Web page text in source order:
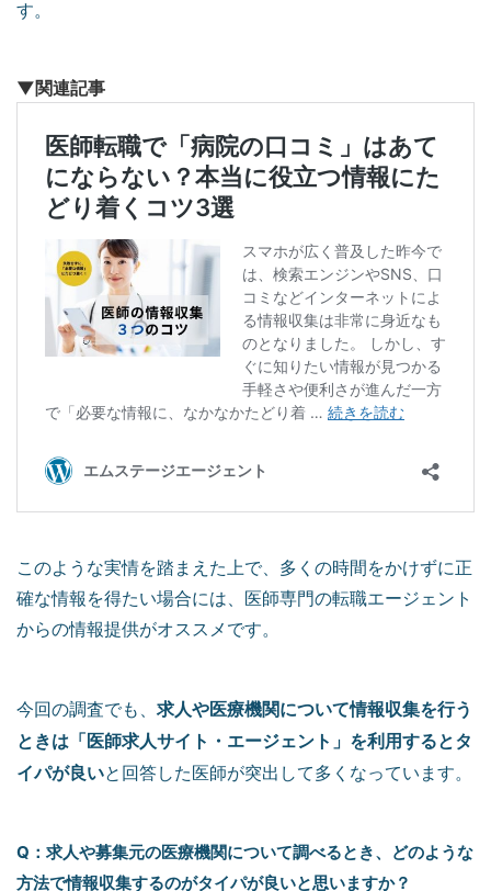
す。
▼関連記事
このような実情を踏まえた上で、多くの時間をかけずに正
確な情報を得たい場合には、医師専門の転職エージェント
からの情報提供がオススメです。
今回の調査でも、 求人や医療機関について情報収集を行う
ときは「医師求人サイト・エージェント」を利用するとタ
イパが良いと回答した医師が突出して多くなっています。
Q：求人や募集元の医療機関について調べるとき、どのような
方法で情報収集するのがタイパが良いと思いますか？